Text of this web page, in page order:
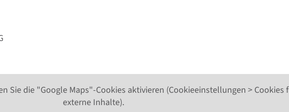
Sie die "Google Maps"-Cookies aktivieren (Cookieeinstellungen > Cookies
externe Inhalte).